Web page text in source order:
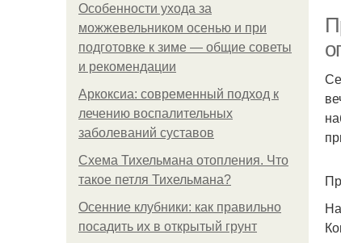
Особенности ухода за
можжевельником осенью и при
подготовке к зиме — общие советы
и рекомендации
Аркоксиа: современный подход к
лечению воспалительных
заболеваний суставов
Схема Тихельмана отопления. Что
такое петля Тихельмана?
Осенние клубники: как правильно
посадить их в открытый грунт